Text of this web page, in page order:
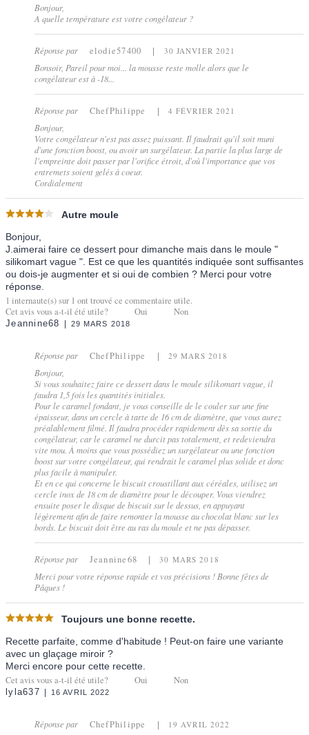
Bonjour,
A quelle température est votre congélateur ?
Réponse par elodie57400 30 JANVIER 2021
Bonsoir, Pareil pour moi... la mousse reste molle alors que le
congélateur est à -18...
Réponse par ChefPhilippe 4 FÉVRIER 2021
Bonjour,
Votre congélateur n'est pas assez puissant. Il faudrait qu'il soit muni
d'une fonction boost, ou avoir un surgélateur. La partie la plus large de
l'empreinte doit passer par l'orifice étroit, d'où l'importance que vos
entremets soient gelés à coeur.
Cordialement
Autre moule
Bonjour,
J.aimerai faire ce dessert pour dimanche mais dans le moule "
silikomart vague ". Est ce que les quantités indiquée sont suffisantes
ou dois-je augmenter et si oui de combien ? Merci pour votre
réponse.
1 internaute(s) sur 1 ont trouvé ce commentaire utile.
Cet avis vous a-t-il été utile?
Oui Non
Jeannine68 29 MARS 2018
Réponse par ChefPhilippe 29 MARS 2018
Bonjour,
Si vous souhaitez faire ce dessert dans le moule silikomart vague, il
faudra 1,5 fois les quantités initiales.
Pour le caramel fondant, je vous conseille de le couler sur une fine
épaisseur, dans un cercle à tarte de 16 cm de diamètre, que vous aurez
préalablement filmé. Il faudra procéder rapidement dès sa sortie du
congélateur, car le caramel ne durcit pas totalement, et redeviendra
vite mou. À moins que vous possédiez un surgélateur ou une fonction
boost sur votre congélateur, qui rendrait le caramel plus solide et donc
plus facile à manipuler.
Et en ce qui concerne le biscuit croustillant aux céréales, utilisez un
cercle inox de 18 cm de diamètre pour le découper. Vous viendrez
ensuite poser le disque de biscuit sur le dessus, en appuyant
légèrement afin de faire remonter la mousse au chocolat blanc sur les
bords. Le biscuit doit être au ras du moule et ne pas dépasser.
Réponse par Jeannine68 30 MARS 2018
Merci pour votre réponse rapide et vos précisions ! Bonne fêtes de
Pâques !
Toujours une bonne recette.
Recette parfaite, comme d'habitude ! Peut-on faire une variante
avec un glaçage miroir ?
Merci encore pour cette recette.
Cet avis vous a-t-il été utile? Oui Non
lyla637 16 AVRIL 2022
Réponse par ChefPhilippe 19 AVRIL 2022